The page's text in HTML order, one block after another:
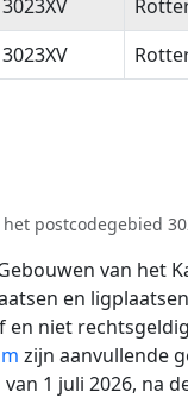
3023XV
3023XV
postcodegebied
van het
en
niet
zijn aanvullende
1 juli 2026, na